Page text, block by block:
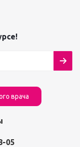
врача
05